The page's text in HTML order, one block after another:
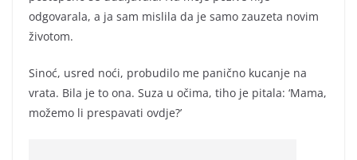
odgovarala, a ja sam mislila da je samo zauzeta novim
životom.
Sinoć, usred noći, probudilo me panično kucanje na
vrata. Bila je to ona. Suza u očima, tiho je pitala: ‘Mama,
možemo li prespavati ovdje?’